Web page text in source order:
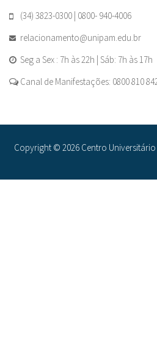
(34) 3823-0300 | 0800- 940-4006
relacionamento@unipam.edu.br
Seg a Sex : 7h às 22h | Sáb: 7h às 17h
Canal de Manifestações: 0800 810
Copyright © 2026 Centro Universitário